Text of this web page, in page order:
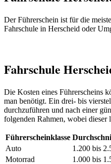
Der Führerschein ist für die
Fahrschule in Herscheid oder
Fahrschule
Die Kosten eines Führerscheins
man benötigt. Ein drei- bis
durchzuführen und nach einer
folgenden Rahmen, wobei
Führerscheinklasse
Auto
1.200 bis
Motorrad
1.000 bis